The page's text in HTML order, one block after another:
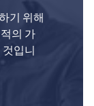
기 위해
의 가
입니